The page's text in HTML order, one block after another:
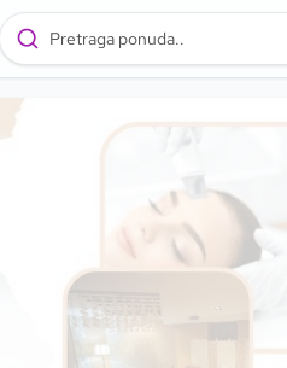
Pretraga ponuda..